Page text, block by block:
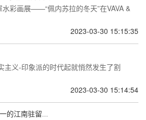
彩画展——“佩内苏拉的冬天”在VAVA &
2023-03-30 15:15:35
主义-印象派的时代起就悄然发生了割
2023-03-30 15:14:54
的江南驻留...